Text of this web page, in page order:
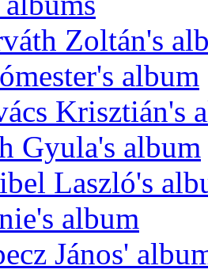
Zoltán's
album
Krisztián's
Gyula's album
Laszló's
album
János'